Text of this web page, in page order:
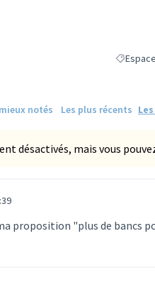
Filtrer
notés Les plus récents
désactivés, mais vous
proposition "plus de bancs